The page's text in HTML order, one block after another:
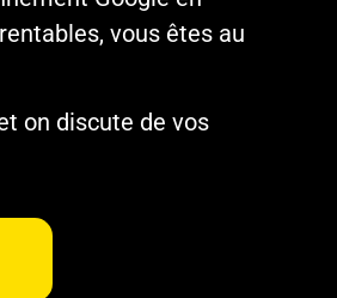
vous êtes au
on discute de vos